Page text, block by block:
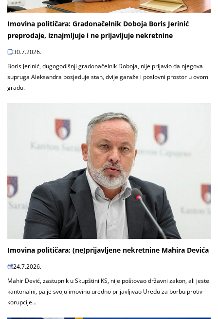
Imovina političara: Gradonačelnik Doboja Boris Jerinić
preprodaje, iznajmljuje i ne prijavljuje nekretnine
30.7.2026.
Boris Jerinić, dugogodišnji gradonačelnik Doboja, nije prijavio da njegova
supruga Aleksandra posjeduje stan, dvije garaže i poslovni prostor u ovom
gradu.
Imovina političara: (ne)prijavljene nekretnine Mahira Devića
24.7.2026.
Mahir Dević, zastupnik u Skupštini KS, nije poštovao državni zakon, ali jeste
kantonalni, pa je svoju imovinu uredno prijavljivao Uredu za borbu protiv
korupcije...